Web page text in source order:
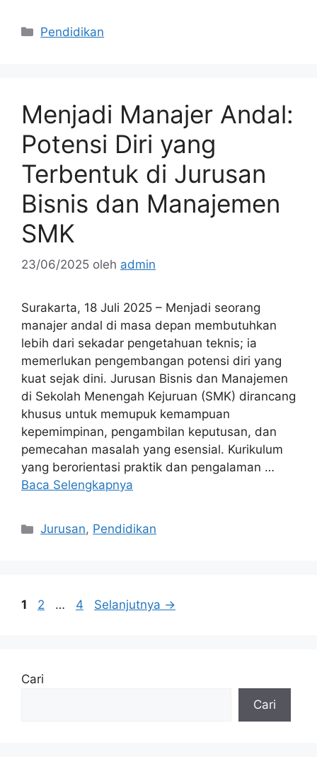
Kategori
Pendidikan
Menjadi Manajer Andal:
Potensi Diri yang
Terbentuk di Jurusan
Bisnis dan Manajemen
SMK
23/06/2025 oleh admin
Surakarta, 18 Juli 2025 – Menjadi seorang
manajer andal di masa depan membutuhkan
lebih dari sekadar pengetahuan teknis; ia
memerlukan pengembangan potensi diri yang
kuat sejak dini. Jurusan Bisnis dan Manajemen
di Sekolah Menengah Kejuruan (SMK) dirancang
khusus untuk memupuk kemampuan
kepemimpinan, pengambilan keputusan, dan
pemecahan masalah yang esensial. Kurikulum
yang berorientasi praktik dan pengalaman …
Baca Selengkapnya
Kategori
Jurusan, Pendidikan
Halaman
1 Halaman
2 … Halaman
4 Selanjutnya →
Cari
Cari